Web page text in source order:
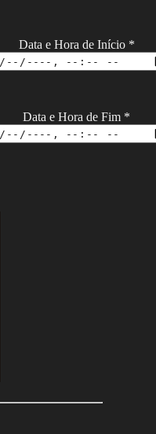
Data e Hora de Início *
Data e Hora de Fim *